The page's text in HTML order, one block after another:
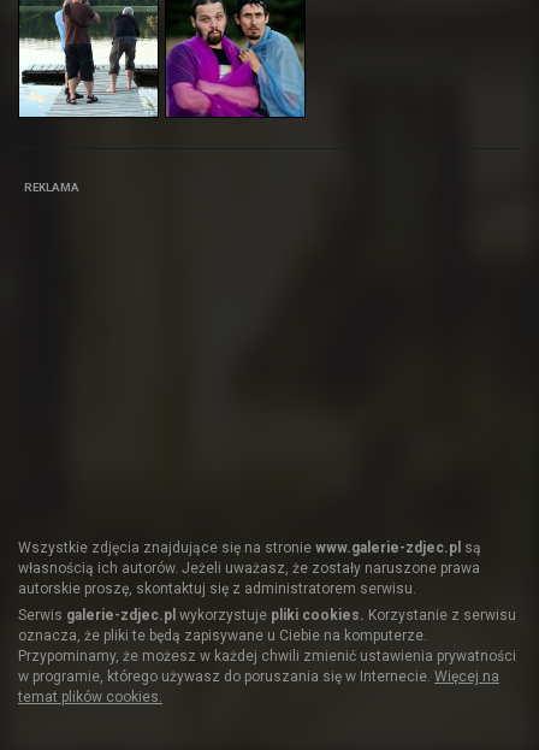
REKLAMA
Wszystkie zdjęcia znajdujące się na stronie www.galerie-zdjec.pl są
własnością ich autorów. Jeżeli uważasz, że zostały naruszone prawa
autorskie proszę, skontaktuj się z administratorem serwisu.
Serwis galerie-zdjec.pl wykorzystuje pliki cookies. Korzystanie z serwisu
oznacza, że pliki te będą zapisywane u Ciebie na komputerze.
Przypominamy, że możesz w każdej chwili zmienić ustawienia prywatności
w programie, którego używasz do poruszania się w Internecie. Więcej na
temat plików cookies.